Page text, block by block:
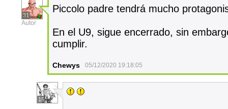
31
Autor
Piccolo padre tendrá mucho
En el U9, sigue encerrado, sin
cumplir.
Chewys 05/12/2020 19:18:05
15